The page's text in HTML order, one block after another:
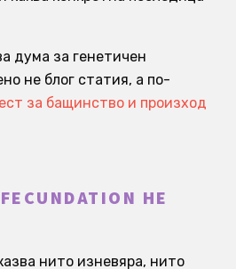
дума за генетичен
не блог статия, а по-
за бащинство и произход
НЕ
нито изневяра, нито